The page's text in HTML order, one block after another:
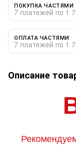
ПОКУПКА ЧАСТЯМИ
7 платежей по 1
ОПЛАТА ЧАСТЯМИ
7 платежей по 1
Описание